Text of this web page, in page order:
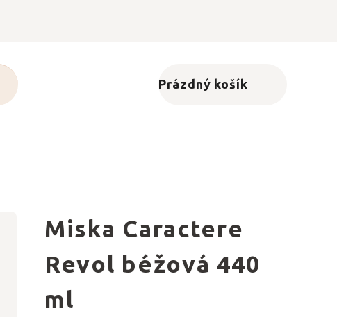
Nákupní košík
Prázdný košík
Miska Caractere
Revol béžová 440
ml